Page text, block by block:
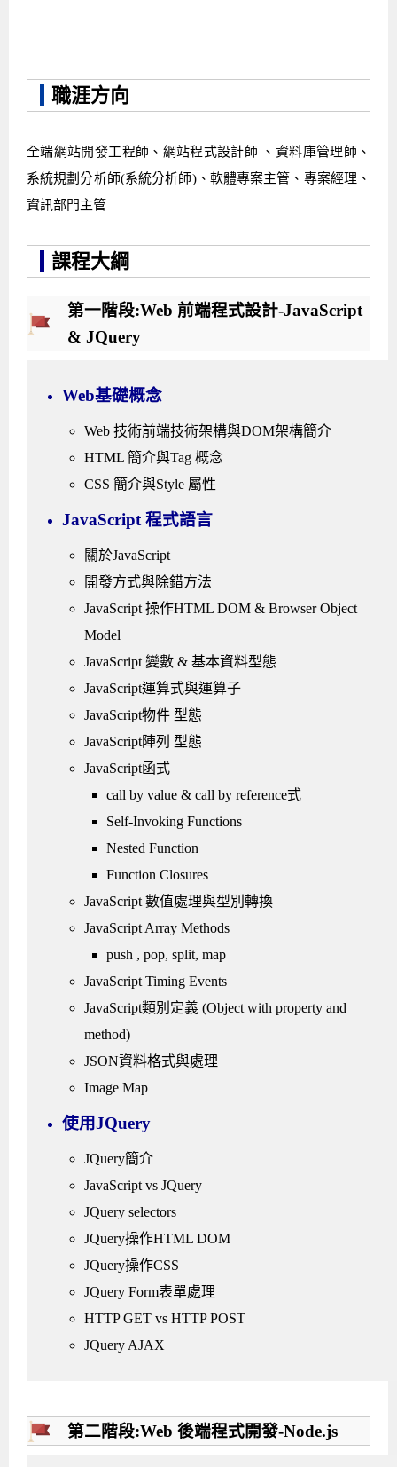
職涯方向
全端網站開發工程師、網站程式設計師 、資料庫管理師、
系統規劃分析師(系統分析師)、軟體專案主管、專案經理、
資訊部門主管
課程大綱
第一階段:Web 前端程式設計-JavaScript
& JQuery
Web基礎概念
Web 技術前端技術架構與DOM架構簡介
HTML 簡介與Tag 概念
CSS 簡介與Style 屬性
JavaScript 程式語言
關於JavaScript
開發方式與除錯方法
JavaScript 操作HTML DOM & Browser Object
Model
JavaScript 變數 & 基本資料型態
JavaScript運算式與運算子
JavaScript物件 型態
JavaScript陣列 型態
JavaScript函式
call by value & call by reference式
Self-Invoking Functions
Nested Function
Function Closures
JavaScript 數值處理與型別轉換
JavaScript Array Methods
push , pop, split, map
JavaScript Timing Events
JavaScript類別定義 (Object with property and
method)
JSON資料格式與處理
Image Map
使用JQuery
JQuery簡介
JavaScript vs JQuery
JQuery selectors
JQuery操作HTML DOM
JQuery操作CSS
JQuery Form表單處理
HTTP GET vs HTTP POST
JQuery AJAX
第二階段:Web 後端程式開發-Node.js